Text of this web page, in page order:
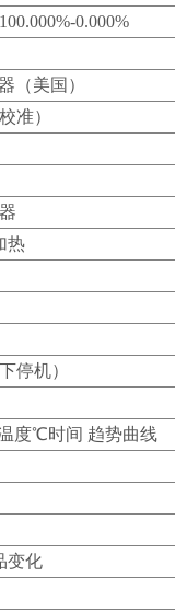
100.000%-0.000%
（美国）
准）
热
停机）
度℃时间 趋势曲线
变化